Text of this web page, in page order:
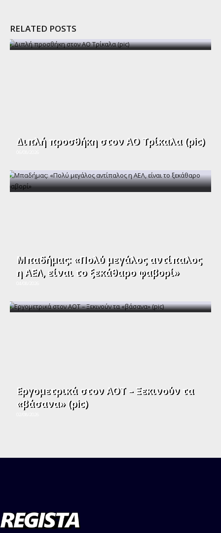
RELATED POSTS
Διπλή προσθήκη στον ΑΟ Τρίκαλα (pic)
Μπαδήμας: «Πολύ μεγάλος αντίπαλος
η ΑΕΛ, είναι το ξεκάθαρο φαβορί»
Εργομετρικά στον ΑΟΤ – Ξεκινούν τα
«βάσανα» (pic)